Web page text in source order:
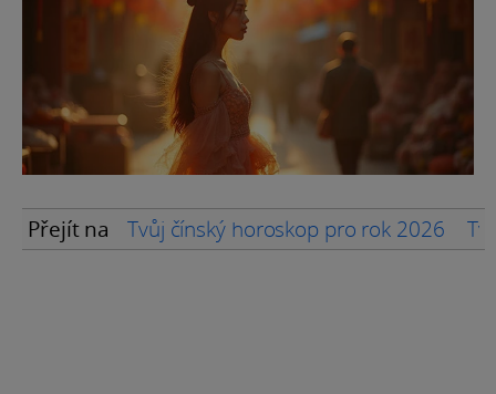
Přejít na Tvůj čínský horoskop pro rok 2026